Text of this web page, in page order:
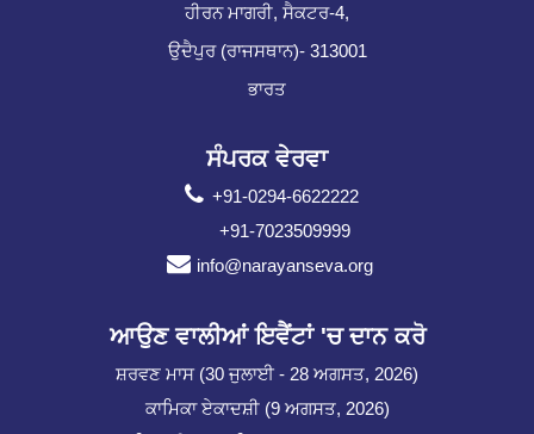
ਹੀਰਨ ਮਾਗਰੀ, ਸੈਕਟਰ-4,
ਉਦੈਪੁਰ (ਰਾਜਸਥਾਨ)- 313001
ਭਾਰਤ
ਸੰਪਰਕ ਵੇਰਵਾ
+91-0294-6622222
+91-7023509999
info@narayanseva.org
ਆਉਣ ਵਾਲੀਆਂ ਇਵੈਂਟਾਂ 'ਚ ਦਾਨ ਕਰੋ
ਸ਼ਰਵਣ ਮਾਸ (30 ਜੁਲਾਈ - 28 ਅਗਸਤ, 2026)
ਕਾਮਿਕਾ ਏਕਾਦਸ਼ੀ (9 ਅਗਸਤ, 2026)